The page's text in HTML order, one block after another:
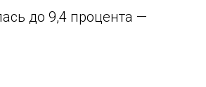
до 9,4 процента —